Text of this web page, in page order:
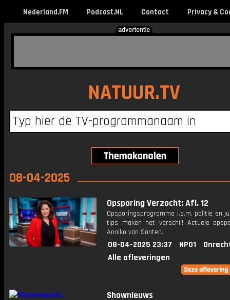
Nederland.FM Podcast.NL Contact Privacy &
NATUUR.TV
08-04-2025
Opsporing Verzocht: Afl. 12
Opsporingsprogramma i.s.m. politie en
tips maken het verschil! Actuele
Anniko van Santen.
08-04-2025 23:37 NPO1
Alle afleveringen
Shownieuws